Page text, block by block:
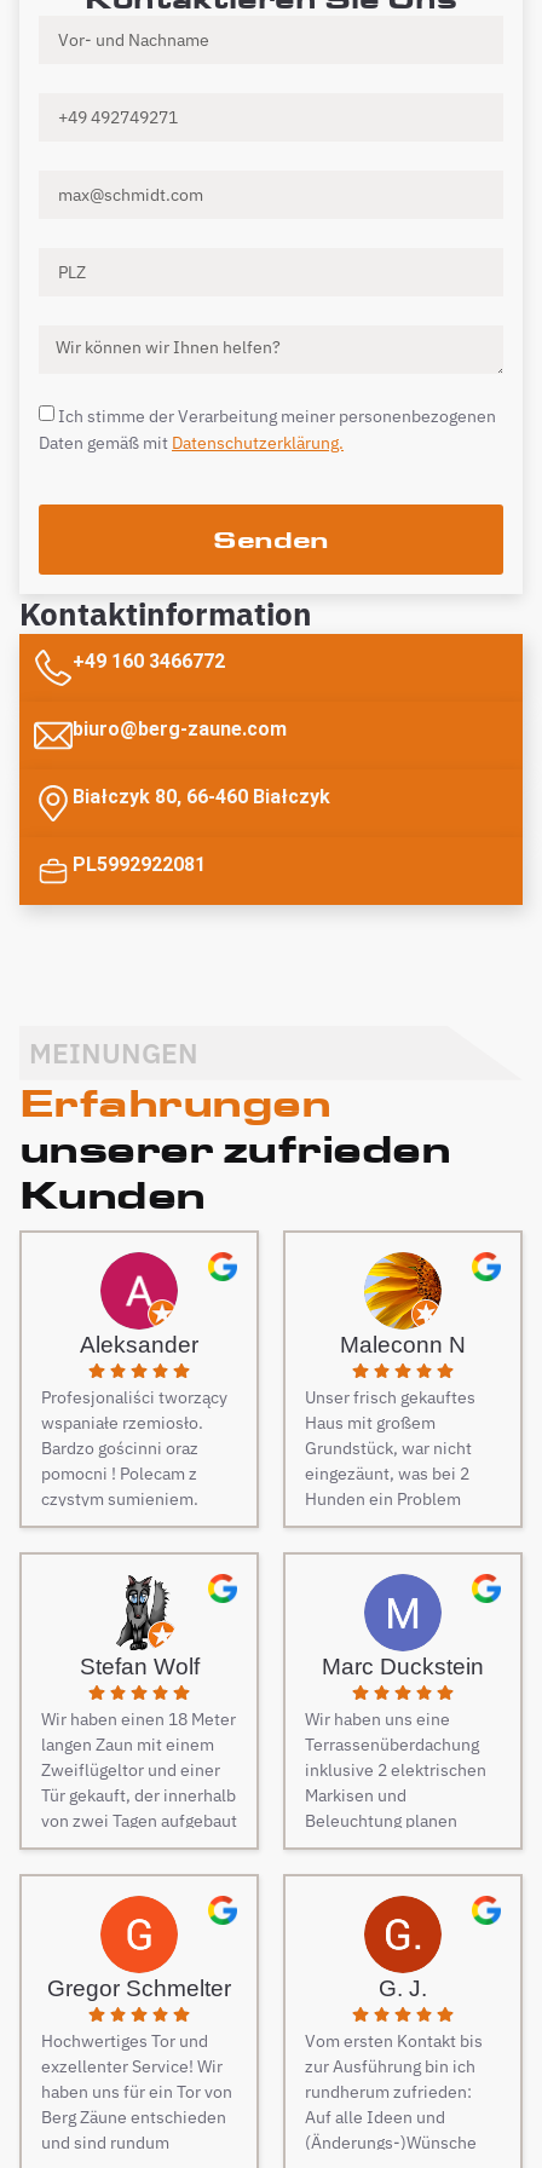
Ich stimme der Verarbeitung meiner personenbezogenen
Daten gemäß mit Datenschutzerklärung.
Senden
Kontaktinformation
+49 160 3466772
biuro@berg-zaune.com
Białczyk 80, 66-460 Białczyk
PL5992922081
Erfahrungen
unserer zufrieden
Kunden
MEINUNGEN
Aleksander
Profesjonaliści tworzący
wspaniałe rzemiosło.
Bardzo gościnni oraz
pomocni ! Polecam z
czystym sumieniem.
Maleconn N
Unser frisch gekauftes
Haus mit großem
Grundstück, war nicht
eingezäunt, was bei 2
Hunden ein Problem
darstellt. Daher musste
dringend und schnell ein
Zaun her. Auf Empfehlung
von Freunden haben wir
unseren Zaun bei Berg
Zäune beauftragt und es
keine Sekunde bereut.
Dieser Tipp war wirklich
Gold wert! Von Angebot
bis zur Fertigstellung des
Zauns, verlief alles
absolut reibungslos. Alle
Fragen wurden im
Vorfeld schnell
beantwortet, auf
Sonderwünsche wurde
eingegangen und
Verständigungsprobleme
gab es auch keine, ganz
zu schweigen davon,
dass der Preis auch
unschlagbar war. Die 2
Männer, die vor Ort waren
und den Zaun aufgestellt
haben, waren super nett,
Stefan Wolf
Wir haben einen 18 Meter
langen Zaun mit einem
Zweiflügeltor und einer
Tür gekauft, der innerhalb
von zwei Tagen aufgebaut
wurde. Am dritten Tag
kamen die Elektriker, um
die Steuerung und
Elektrik des Tores
fachmännisch
anzuschließen.
Besonders
hervorzuheben ist die
Unterstützung während
des Auswahlprozesses.
Unsere
Ansprechpartnerin hat
uns großartig beraten,
Marc Duckstein
Wir haben uns eine
Terrassenüberdachung
inklusive 2 elektrischen
Markisen und
Beleuchtung planen
lassen. Es war vom
ersten Kontakt bis zur
finalen Ausführung des
Projektes eine
reibungslose
Kommunikation. Sehr
freundlich und man ist
auch auf jeden Wunsch
eingegangen. Bei der
Montage der
Überdachung waren 4
freundliche Monteure am
Werk. Auch diese
Gregor Schmelter
Hochwertiges Tor und
exzellenter Service! Wir
haben uns für ein Tor von
Berg Zäune entschieden
und sind rundum
G. J.
Vom ersten Kontakt bis
zur Ausführung bin ich
rundherum zufrieden:
Auf alle Ideen und
(Änderungs-)Wünsche